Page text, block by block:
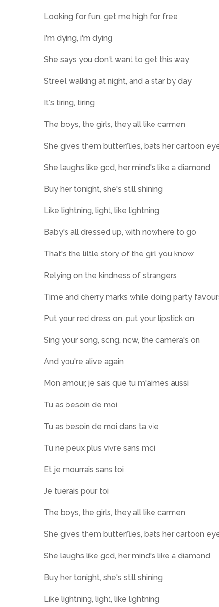
Looking for fun, get me high for free
I'm dying, i'm dying
She says you don't want to get this way
Street walking at night, and a star by day
It's tiring, tiring
The boys, the girls, they all like carmen
She gives them butterflies, bats her cartoon
She laughs like god, her mind's like a diamond
Buy her tonight, she's still shining
Like lightning, light, like lightning
Baby's all dressed up, with nowhere to go
That's the little story of the girl you know
Relying on the kindness of strangers
Time and cherry marks while doing party
Put your red dress on, put your lipstick on
Sing your song, song, now, the camera's on
And you're alive again
Mon amour, je sais que tu m'aimes aussi
Tu as besoin de moi
Tu as besoin de moi dans ta vie
Tu ne peux plus vivre sans moi
Et je mourrais sans toi
Je tuerais pour toi
The boys, the girls, they all like carmen
She gives them butterflies, bats her cartoon
She laughs like god, her mind's like a diamond
Buy her tonight, she's still shining
Like lightning, light, like lightning